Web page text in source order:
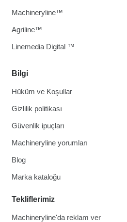
Bilgi
Hüküm ve Koşullar
Gizlilik politikası
Güvenlik ipuçları
Machineryline yorumları
Blog
Marka kataloğu
Tekliflerimiz
Machineryline'da reklam ver
Machineryline™
Agriline™
Linemedia Digital ™